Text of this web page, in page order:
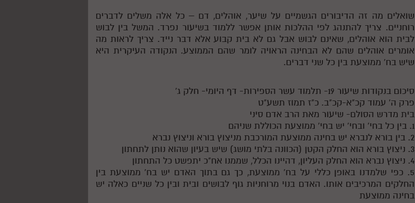
שואלים מה זה הדיבורים הגשמיים על שיער, אוהלים, דם – כל אלה משלים לדברים
רוחניים. צריך להתנהג לפי ההלכות אותן אפשר ללמוד בשיעור נפרד. המשל בין לבוש
לבית הוא אוהלים, שאינם לבוש אבל גם לא בית קבוע אלא דבר נייד. צריך לראות מה
אומרים אוהלים שהם לא הבחינה הראויה לומר שהם הממוצע. הנקודה העיקרית היא
שיש בח' ממוצעת בין כל שני דברים.
סיכום בנקודות שיעור 19- תלמוד עשר הספירות- דף היומי- חלק ג'
פרק ה' עמוד קכ"א-קכ"ב. כ"ז תמוז תשע"ט
בית מדרש הסולם- שיעור מאת הרב אדם סיני
1. בין כל בחי' ובחי' יש בחי' ממוצעת הכוללת שניהם
2. בין בורא לנברא יש בחינה ממוצעת המורכבת מניצוץ בורא וניצוץ נברא
3. ניצוץ בורא הוא החלק הקטן (הכוונה בלתי מושג) שיש בעיון שהוא נותן לתחתון
4. ניצוץ נברא הוא החלק העליון, דהיינו הכלל, שממנו אח"כ יתפשט כל התחתון
5. כפי שלמדנו באופן כללי על בח' ממוצעת, כך גם בתוך האדם יש בח' ממוצעת בין
החלקים המרכיבים אותו. האדם בנוי מרוחניות גוף לבושים ובית ובין כל שניים כאלה יש
בחינה ממוצעת